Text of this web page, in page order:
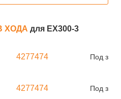
ХОДА для EX300-3
4277474 Под
4277474 Под